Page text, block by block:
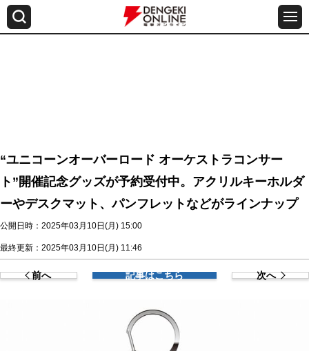
“ユニコーンオーバーロード オーケストラコンサー
ト”開催記念グッズが予約受付中。アクリルキーホルダ
ーやデスクマット、パンフレットなどがラインナップ
公開日時：2025年03月10日(月) 15:00
最終更新：2025年03月10日(月) 11:46
前へ 記事はこちら 次へ